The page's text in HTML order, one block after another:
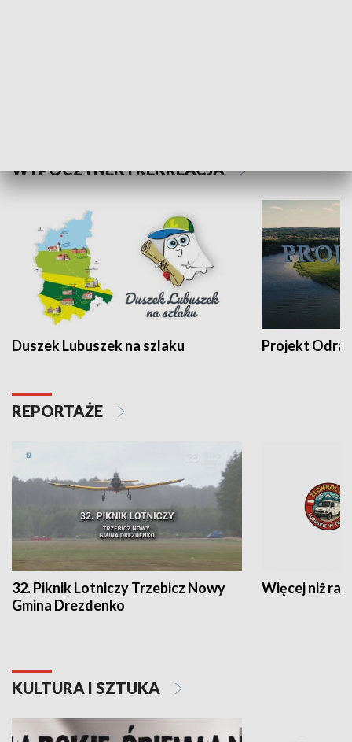
WYPOCZYNEK I REKREACJA
Duszek Lubuszek na szlaku Projekt Odra
REPORTAŻE
32. Piknik Lotniczy Trzebicz Nowy
Gmina Drezdenko
Więcej niż rajd
KULTURA I SZTUKA